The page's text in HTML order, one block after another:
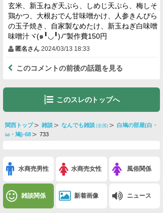
玄米、新玉ねぎ天ぷら、しめじ天ぷら、梅しそ
鶏かつ、大根おでん甘味噌かけ、人参きんぴら
の玉子焼き、自家製なめたけ、新玉ねぎ白味噌
味噌汁ヾ(๑╹◡╹)ﾉ"製作費150円
匿名さん 2024/03/13 18:33
このコメントの前後の話題を見る
このスレのトップへ
関西トップ 雑談 なんでも雑談 (全国) 白鳩の部屋(白・
ω・鳩)-68 733
水商売男性 水商売女性 風俗関係
雑談関係 新着画像 ニュース